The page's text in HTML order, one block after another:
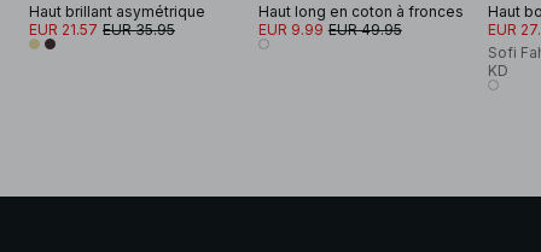
Haut brillant asymétrique
EUR 21.57 EUR 35.95
Haut long en coton à fronces
EUR 9.99 EUR 49.95
Haut
EUR
Sofi
KD